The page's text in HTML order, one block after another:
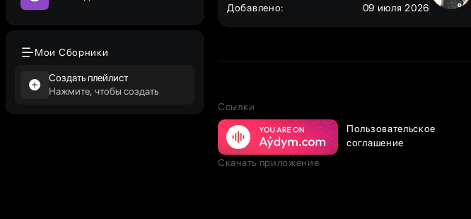
Мои Сборники
Создать плейлист
Нажмите, чтобы создать
Добавлено: 09 июля 2026
Ссылки
Пользовательское
соглашение
Скачать приложение